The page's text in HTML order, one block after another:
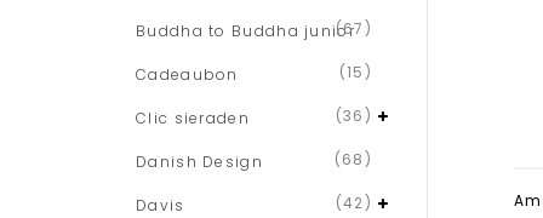
Buddha to Buddha junior(67)
Cadeaubon (15)
Clic sieraden (36)
Danish Design (68)
Davis (42)